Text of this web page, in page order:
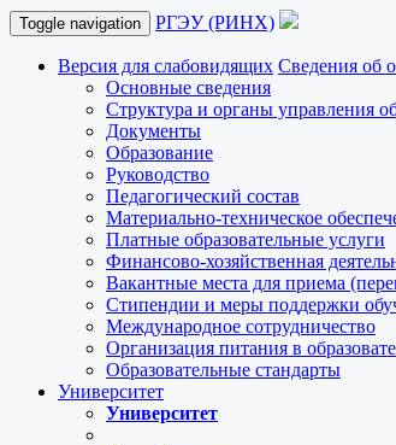
Toggle navigation РГЭУ (РИНХ)
Версия для слабовидящих Сведения об
Основные сведения
Структура и органы управления
Документы
Образование
Руководство
Педагогический состав
Материально-техническое
Платные образовательные услуги
Финансово-хозяйственная
Вакантные места для приема
Стипендии и меры поддержки
Международное сотрудничество
Организация питания в
Образовательные стандарты
Университет
Университет